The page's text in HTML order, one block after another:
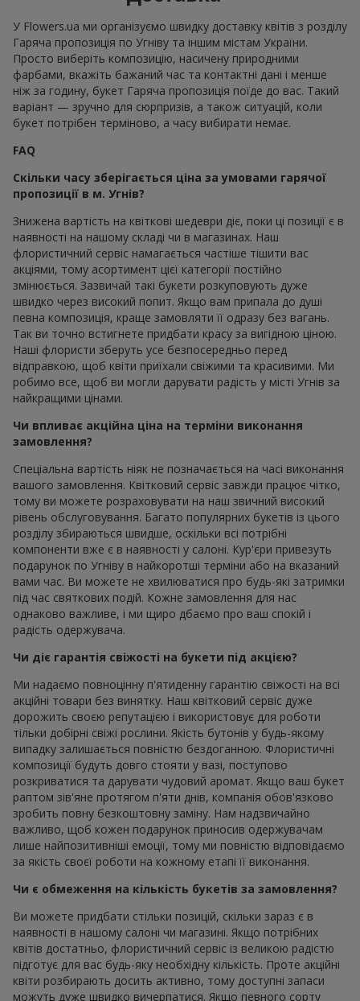
У Flowers.ua ми організуємо швидку доставку квітів з розділу
Гаряча пропозиція по Угніву та іншим містам України.
Просто виберіть композицію, насичену природними
фарбами, вкажіть бажаний час та контактні дані і менше
ніж за годину, букет Гаряча пропозиція поїде до вас. Такий
варіант — зручно для сюрпризів, а також ситуацій, коли
букет потрібен терміново, а часу вибирати немає.
FAQ
Скільки часу зберігається ціна за умовами гарячої
пропозиції в м. Угнів?
Знижена вартість на квіткові шедеври діє, поки ці позиції є в
наявності на нашому складі чи в магазинах. Наш
флористичний сервіс намагається частіше тішити вас
акціями, тому асортимент цієї категорії постійно
змінюється. Зазвичай такі букети розкуповують дуже
швидко через високий попит. Якщо вам припала до душі
певна композиція, краще замовляти її одразу без вагань.
Так ви точно встигнете придбати красу за вигідною ціною.
Наші флористи зберуть усе безпосередньо перед
відправкою, щоб квіти приїхали свіжими та красивими. Ми
робимо все, щоб ви могли дарувати радість у місті Угнів за
найкращими цінами.
Чи впливає акційна ціна на терміни виконання
замовлення?
Спеціальна вартість ніяк не позначається на часі виконання
вашого замовлення. Квітковий сервіс завжди працює чітко,
тому ви можете розраховувати на наш звичний високий
рівень обслуговування. Багато популярних букетів із цього
розділу збираються швидше, оскільки всі потрібні
компоненти вже є в наявності у салоні. Кур'єри привезуть
подарунок по Угніву в найкоротші терміни або на вказаний
вами час. Ви можете не хвилюватися про будь-які затримки
під час святкових подій. Кожне замовлення для нас
однаково важливе, і ми щиро дбаємо про ваш спокій і
радість одержувача.
Чи діє гарантія свіжості на букети під акцією?
Ми надаємо повноцінну п'ятиденну гарантію свіжості на всі
акційні товари без винятку. Наш квітковий сервіс дуже
дорожить своєю репутацією і використовує для роботи
тільки добірні свіжі рослини. Якість бутонів у будь-якому
випадку залишається повністю бездоганною. Флористичні
композиції будуть довго стояти у вазі, поступово
розкриватися та дарувати чудовий аромат. Якщо ваш букет
раптом зів'яне протягом п'яти днів, компанія обов'язково
зробить повну безкоштовну заміну. Нам надзвичайно
важливо, щоб кожен подарунок приносив одержувачам
лише найпозитивніші емоції, тому ми повністю відповідаємо
за якість своєї роботи на кожному етапі її виконання.
Чи є обмеження на кількість букетів за замовлення?
Ви можете придбати стільки позицій, скільки зараз є в
наявності в нашому салоні чи магазині. Якщо потрібних
квітів достатньо, флористичний сервіс із великою радістю
підготує для вас будь-яку необхідну кількість. Проте акційні
квіти розбирають досить активно, тому доступні запаси
можуть дуже швидко вичерпатися. Якщо певного сорту